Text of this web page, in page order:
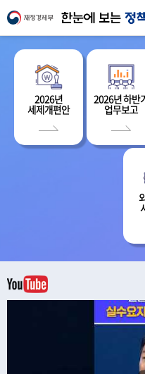
2026년
세제개편안
2026년 하반
업무보고